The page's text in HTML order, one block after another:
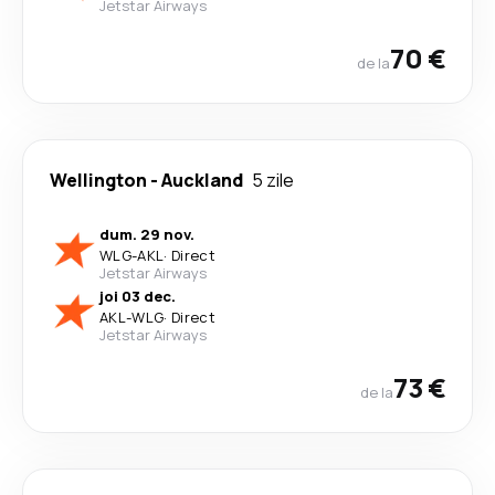
Jetstar Airways
de la70 €
Wellington -Auckland 5 zile
dum. 29 nov.
WLG-AKL· Direct
Jetstar Airways
joi 03 dec.
AKL-WLG· Direct
Jetstar Airways
de la73 €